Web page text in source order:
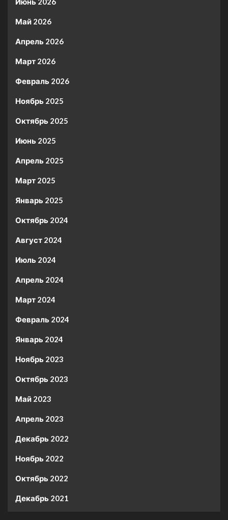
Май 2026
Апрель 2026
Март 2026
Февраль 2026
Ноябрь 2025
Октябрь 2025
Июнь 2025
Апрель 2025
Март 2025
Январь 2025
Октябрь 2024
Август 2024
Июль 2024
Апрель 2024
Март 2024
Февраль 2024
Январь 2024
Ноябрь 2023
Октябрь 2023
Май 2023
Апрель 2023
Декабрь 2022
Ноябрь 2022
Октябрь 2022
Декабрь 2021